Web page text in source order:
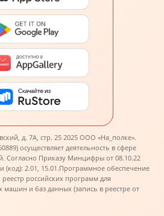
д. 7А, стр. 25 2025 ООО «На_полке».
осуществляет деятельность в сфере
Согласно Приказу Минцифры от 08.10.22
(код): 2.01, 15.01.Программное обеспечение
российских программ для
машин и баз данных (запись в реестре от